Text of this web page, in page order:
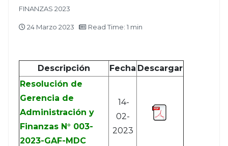
FINANZAS 2023
24 Marzo 2023 Read Time: 1 min
Descripción Fecha Descargar
Resolución de
Gerencia de
Administración y
Finanzas N° 003-
2023-GAF-MDC
14-
02-
2023